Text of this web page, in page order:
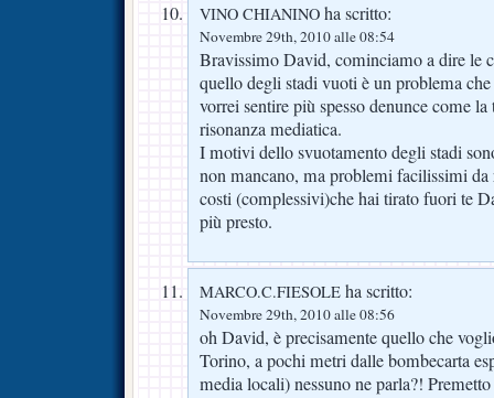
VINO CHIANINO ha scritto:
Novembre 29th, 2010 alle 08:54
Bravissimo David, cominciamo a dire le
quello degli stadi vuoti è un problema
vorrei sentire più spesso denunce come
risonanza mediatica.
I motivi dello svuotamento degli stadi
non mancano, ma problemi facilissimi
costi (complessivi)che hai tirato fuori te
più presto.
MARCO.C.FIESOLE ha scritto:
Novembre 29th, 2010 alle 08:56
oh David, è precisamente quello che
Torino, a pochi metri dalle bombecarta
media locali) nessuno ne parla?!